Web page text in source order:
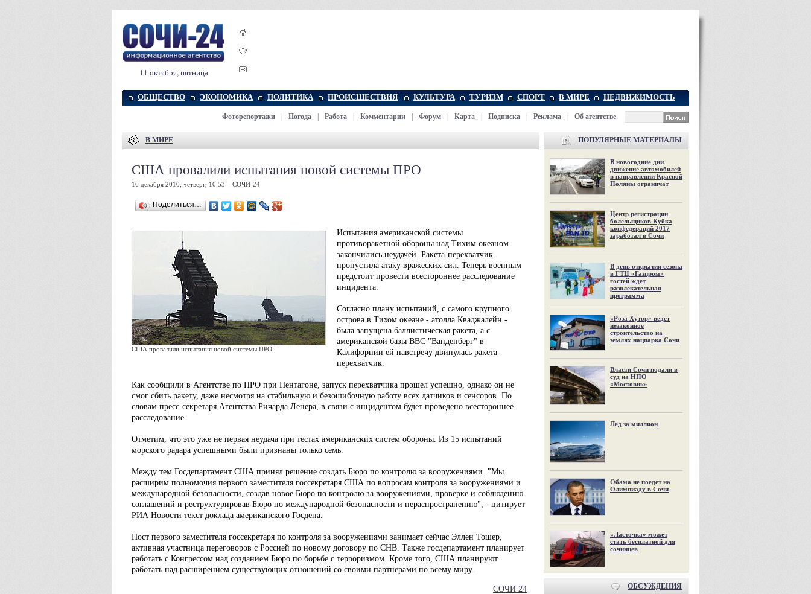
11 октября, пятница
ОБЩЕСТВО ЭКОНОМИКА ПОЛИТИКА ПРОИСШЕСТВИЯ КУЛЬТУРА ТУРИЗМ СПОРТ В МИРЕ НЕДВИЖИМОСТЬ
Фоторепортажи Погода Работа Комментарии Форум Карта Подписка Реклама Об агентстве
В МИРЕ
США провалили испытания новой системы ПРО
16 декабря 2010, четверг, 10:53 – СОЧИ-24
Поделиться…
США провалили испытания новой системы ПРО
Испытания американской системы
противоракетной обороны над Тихим океаном
закончились неудачей. Ракета-перехватчик
пропустила атаку вражеских сил. Теперь военным
предстоит провести всестороннее расследование
инцидента.
Согласно плану испытаний, с самого крупного
острова в Тихом океане - атолла Кваджалейн -
была запущена баллистическая ракета, а с
американской базы ВВС "Ванденберг" в
Калифорнии ей навстречу двинулась ракета-
перехватчик.
Как сообщили в Агентстве по ПРО при Пентагоне, запуск перехватчика прошел успешно, однако он не
смог сбить ракету, даже несмотря на стабильную и безошибочную работу всех датчиков и сенсоров. По
словам пресс-секретаря Агентства Ричарда Ленера, в связи с инцидентом будет проведено всестороннее
расследование.
Отметим, что это уже не первая неудача при тестах американских систем обороны. Из 15 испытаний
морского радара успешными были признаны только семь.
Между тем Госдепартамент США принял решение создать Бюро по контролю за вооружениями. "Мы
расширим полномочия первого заместителя госсекретаря США по вопросам контроля за вооружениями и
международной безопасности, создав новое Бюро по контролю за вооружениями, проверке и соблюдению
соглашений и реструктурировав Бюро по международной безопасности и нераспространению", - цитирует
РИА Новости текст доклада американского Госдепа.
Пост первого заместителя госсекретаря по контроля за вооружениями занимает сейчас Эллен Тошер,
активная участница переговоров с Россией по новому договору по СНВ. Также госдепартамент планирует
работать с Конгрессом над созданием Бюро по борьбе с терроризмом. Кроме того, США планируют
работать над расширением существующих отношений со своими партнерами по всему миру.
СОЧИ 24
ПОПУЛЯРНЫЕ МАТЕРИАЛЫ
В новогодние дни
движение автомобилей
в направлении Красной
Поляны ограничат
Центр регистрации
болельщиков Кубка
конфедераций 2017
заработал в Сочи
В день открытия сезона
в ГТЦ «Газпром»
гостей ждет
развлекательная
программа
«Роза Хутор» ведет
незаконное
строительство на
землях нацпарка Сочи
Власти Сочи подали в
суд на НПО
«Мостовик»
Лед за миллион
Обама не поедет на
Олимпиаду в Сочи
«Ласточка» может
стать бесплатной для
сочинцев
ОБСУЖДЕНИЯ